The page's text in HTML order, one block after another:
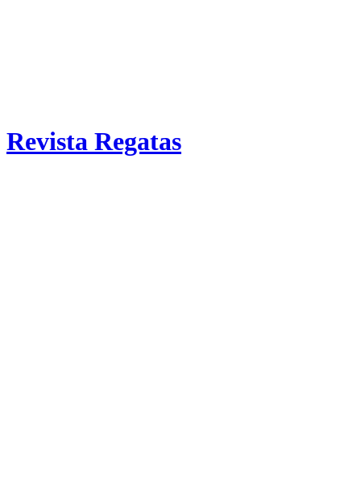
Revista Regatas